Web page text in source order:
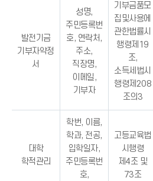
발전기금
기부자약정
서
성명,
주민등록번
호, 연락처,
주소,
직장명,
이메일,
기부자
기부금품모
집및사용에
관한법률시
행령제19
조,
소득세법시
행령제208
조의3
대학
학적관리
학번, 이름,
학과, 전공,
입학일자,
주민등록번
호,
고등교육법
시행령
제4조 및
73조